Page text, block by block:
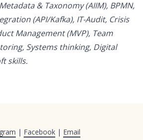
& Taxonomy (AIIM), BPMN,
(API/Kafka), IT-Audit, Crisis
Management (MVP), Team
Systems thinking, Digital
skills.
| Facebook| Email